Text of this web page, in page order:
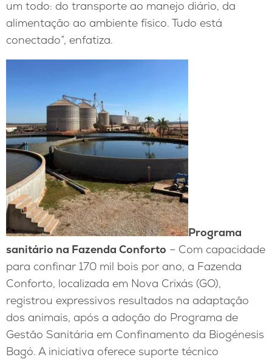
um todo: do transporte ao manejo diário, da
alimentação ao ambiente físico. Tudo está
conectado”, enfatiza.
Programa
sanitário na Fazenda Conforto – Com capacidade
para confinar 170 mil bois por ano, a Fazenda
Conforto, localizada em Nova Crixás (GO),
registrou expressivos resultados na adaptação
dos animais, após a adoção do Programa de
Gestão Sanitária em Confinamento da Biogénesis
Bagó. A iniciativa oferece suporte técnico